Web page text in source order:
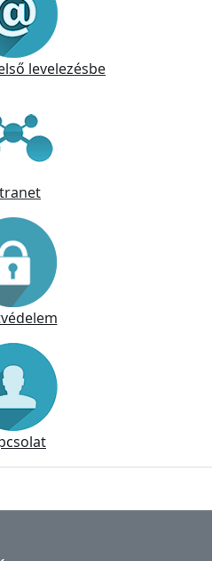
levelezésbe